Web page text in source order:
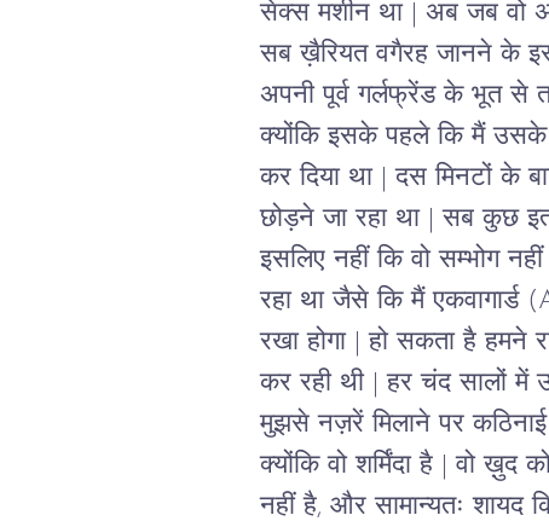
सेक्स मशीन था | अब जब वो
सब ख़ैरियत वगैरह जानने के
अपनी पूर्व गर्लफ्रेंड के भूत से
क्योंकि इसके पहले कि मैं उसके
कर दिया था | दस मिनटों के
छोड़ने जा रहा था | सब कुछ
इसलिए नहीं कि वो सम्भोग
रहा था जैसे कि मैं
रखा होगा | हो सकता है
कर रही थी | हर चंद सालों में
मुझसे नज़रें मिलाने पर कठिनाई
क्योंकि वो शर्मिंदा है | वो
नहीं है, और सामान्यतः शायद